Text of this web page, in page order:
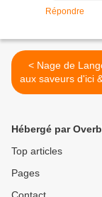
Répondre
< Nage de Langoustines
aux saveurs d'ici
Concours
Hébergé par
Top articles
Pages